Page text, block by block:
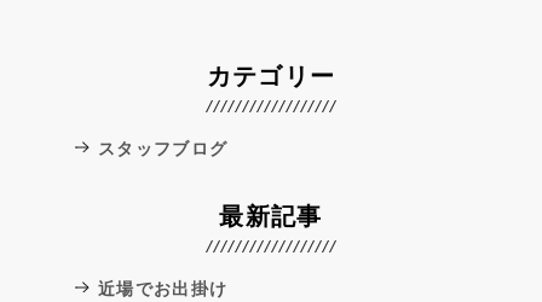
カテゴリー
スタッフブログ
最新記事
近場でお出掛け